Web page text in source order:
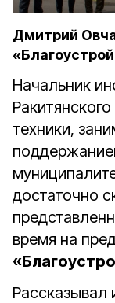
Дмитрий
Начальник
техники,
достаточно
время на
Рассказывал